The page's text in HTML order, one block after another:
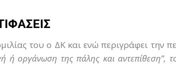
του ο ΔΚ και ενώ περιγράφει την
ή οργάνωση της πάλης και αντεπίθεση”,